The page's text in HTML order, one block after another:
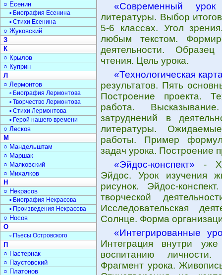
«Современный урок
литературы. Выбор
5-6 классах. Угол
любым текстом.
деятельности. Образец
чтения. Цель урока.
«Технологическая
результатов. Пять
Построение проекта.
работа.
затруднений в
литературы.
работы. Пример
задач урока. Построение
«Эйдос-конспект» -
Эйдос. Урок изучения
рисунок. Эйдос-
творческой
Исследовательская
Солнце. Форма
«Интегрированные
Интеграция внутри
воспитанию
Фрагмент урока.
○ Есенин
▫ Биография Есенина
▫ Стихи Есенина
○ Жуковский
З
К
○ Крылов
○ Куприн
Л
○ Лермонтов
▫ Биография Лермонтова
▫ Творчество Лермонтова
▫ Стихи Лермонтова
▫ Герой нашего времени
○ Лесков
М
○ Мандельштам
○ Маршак
○ Маяковский
○ Михалков
Н
○ Некрасов
▫ Биография Некрасова
▫ Произведения Некрасова
○ Носов
О
▫ Пьесы Островского
П
○ Пастернак
○ Паустовский
○ Платонов